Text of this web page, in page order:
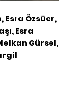
Esra Özsüer,
Esra
Gürsel,